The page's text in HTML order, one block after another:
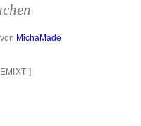
von MichaMade
]